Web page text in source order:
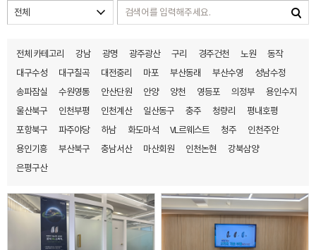
전체 카테고리 강남 광명 광주광산 구리 경주건천 노원
동작
대구수성
대구칠곡 대전중리 마포 부산동래 부산수영
성남수정
송파잠실
수원영통 안산단원 안양 양천 영등포 의정부
용인수지
울산북구
인천부평 인천계산 일산동구 충주 청량리
평내호평
포항북구
파주야당 하남 화도마석 VL르웨스트 청주
인천주안
용인기흥
부산북구 충남서산 마산회원 인천논현
강북삼양
은평구산